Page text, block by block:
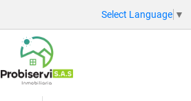
Select Language ▼